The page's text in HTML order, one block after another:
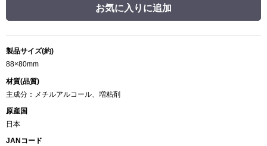
お気に入りに追加
製品サイズ(約)
88×80mm
材質(品質)
主成分：メチルアルコール、増粘剤
原産国
日本
JANコード